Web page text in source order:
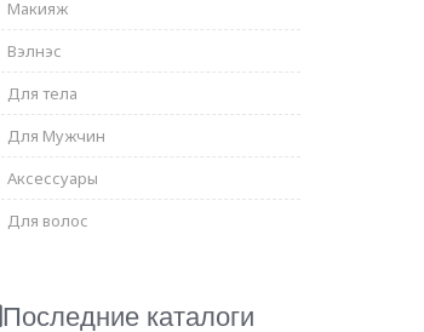
Макияж
Вэлнэс
Для тела
Для Мужчин
Аксессуары
Для волос
Последние каталоги